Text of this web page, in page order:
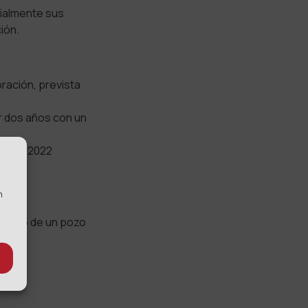
sus
prevista
años con un
2022
de un pozo